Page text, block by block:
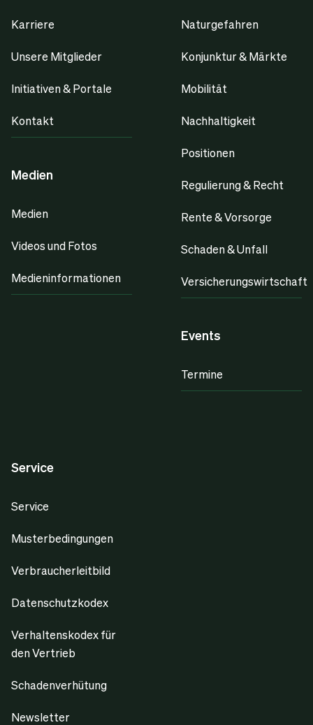
Karriere
Unsere Mitglieder
Initiativen & Portale
Kontakt
Medien
Medien
Videos und Fotos
Medieninformationen
Naturgefahren
Konjunktur & Märkte
Mobilität
Nachhaltigkeit
Positionen
Regulierung & Recht
Rente & Vorsorge
Schaden & Unfall
Versicherungswirtschaft
Events
Termine
Service
Service
Musterbedingungen
Verbraucherleitbild
Datenschutzkodex
Verhaltenskodex für
den Vertrieb
Schadenverhütung
Newsletter